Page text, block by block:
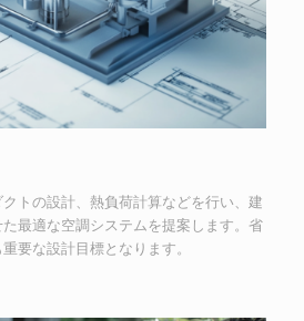
トの設計、熱負荷計算などを行い、建
最適な空調システムを提案します。省
要な設計目標となります。